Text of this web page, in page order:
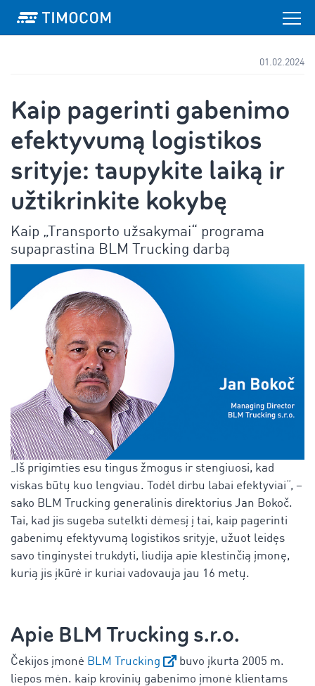
01.02.2024
Kaip pagerinti gabenimo
efektyvumą logistikos
srityje: taupykite laiką ir
užtikrinkite kokybę
Kaip „Transporto užsakymai“ programa
supaprastina BLM Trucking darbą
„Iš prigimties esu tingus žmogus ir stengiuosi, kad
viskas būtų kuo lengviau. Todėl dirbu labai efektyviai“, –
sako BLM Trucking generalinis direktorius Jan Bokoč.
Tai, kad jis sugeba sutelkti dėmesį į tai, kaip pagerinti
gabenimų efektyvumą logistikos srityje, užuot leidęs
savo tinginystei trukdyti, liudija apie klestinčią įmonę,
kurią jis įkūrė ir kuriai vadovauja jau 16 metų.
Apie BLM Trucking s.r.o.
Čekijos įmonė BLM Trucking
buvo įkurta 2005 m.
liepos mėn. kaip krovinių gabenimo įmonė klientams